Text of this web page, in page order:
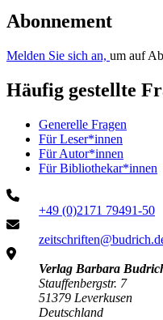
Abonnement
Melden Sie sich an, um auf
Häufig gestellte
Generelle Fragen
Für Leser*innen
Für Autor*innen
Für Bibliothekar*innen
+49 (0)2171 79491-50
Verlag Barbara
Stauffenbergstr. 7
51379 Leverkusen
Deutschland